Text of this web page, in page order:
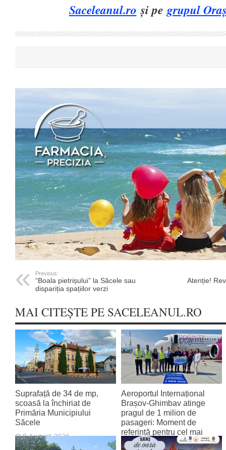
Saceleanul.ro și pegrupul
Previous:
“Boala pietrișului” la Săcele sau
dispariția spațiilor verzi
Atenție!
MAI CITEȘTE PE SACELEANUL.RO
Suprafață de 34 de mp,
scoasă la închiriat de
Primăria Municipiului
Săcele
8 August 2026
Aeroportul Internațional
Brașov‑Ghimbav atinge
pragul de 1 milion de
pasageri: Moment de
referință pentru cel mai
tânăr aeroport al țării